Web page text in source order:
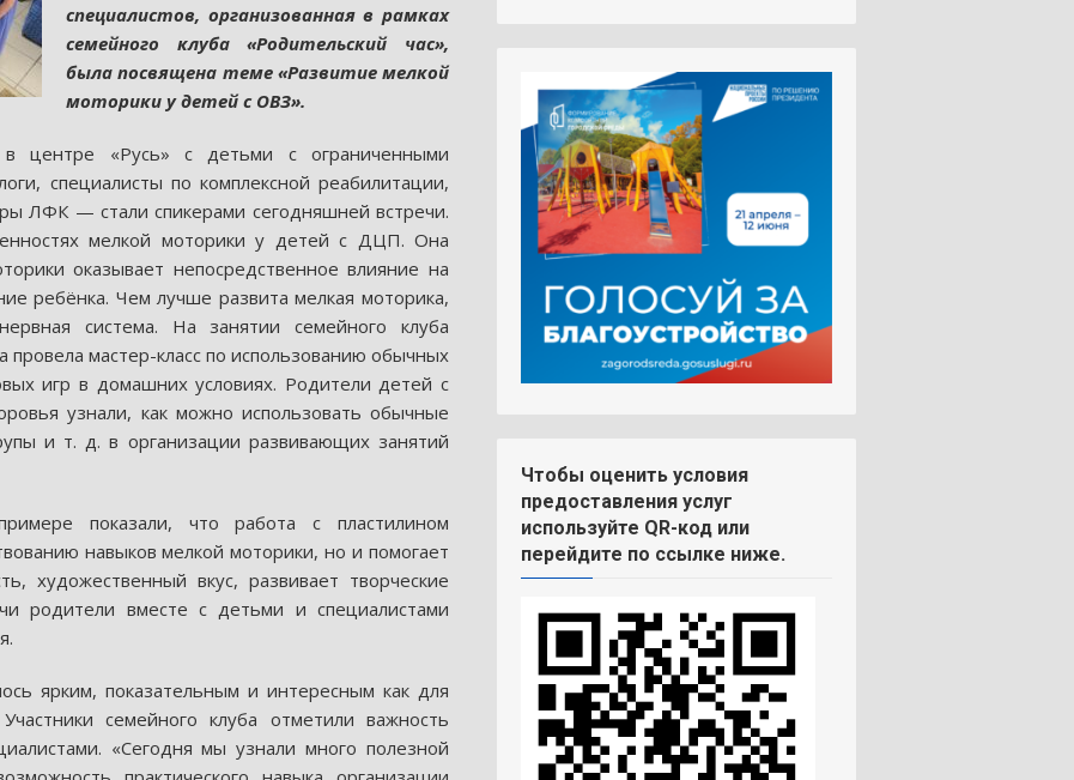
специалистов, организованная в рамках
семейного клуба «Родительский час»,
была посвящена теме «Развитие мелкой
моторики у детей с ОВЗ».
в центре «Русь» с детьми с ограниченными
специалисты по комплексной реабилитации,
ЛФК — стали спикерами сегодняшней встречи.
мелкой моторики у детей с ДЦП. Она
оказывает непосредственное влияние на
ребёнка. Чем лучше развита мелкая моторика,
система. На занятии семейного клуба
провела мастер-класс по использованию обычных
игр в домашних условиях. Родители детей с
узнали, как можно использовать обычные
и т. д. в организации развивающих занятий
показали, что работа с пластилином
навыков мелкой моторики, но и помогает
художественный вкус, развивает творческие
родители вместе с детьми и специалистами
ярким, показательным и интересным как для
семейного клуба отметили важность
«Сегодня мы узнали много полезной
Чтобы оценить условия
предоставления услуг
используйте QR-код или
перейдите по ссылке ниже.